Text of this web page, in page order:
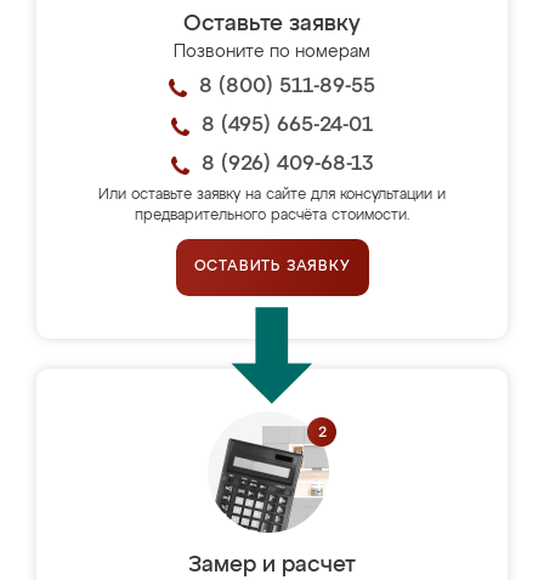
Оставьте заявку
Позвоните по номерам
8 (800) 511-89-55
8 (495) 665-24-01
8 (926) 409-68-13
Или оставьте заявку на сайте для консультации и
предварительного расчёта стоимости.
ОСТАВИТЬ ЗАЯВКУ
Замер и расчет